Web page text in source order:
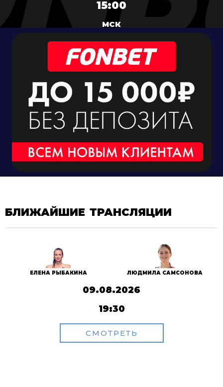
15:00
МСК
БЛИЖАЙШИЕ ТРАНСЛЯЦИИ
ЕЛЕНА РЫБАКИНА ЛЮДМИЛА САМСОНОВА
09.08.2026
19:30
СМОТРЕТЬ